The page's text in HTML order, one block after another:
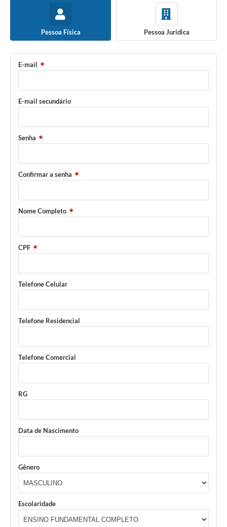
Planejamento e Orçamento Público: PPA - LOA -
Sala Mineira do Empreendedor de Serro/MG
Lei Paulo Gustavo
Turismo
Horário - Linhas Municipais de Coletivos
Lei Aldir Blanc
Convênios
SIC
Jornal
Links
Audiências Públicas
Diário Oficial
Contratos, Convênios e Publicações MROSC
Ouvidoria Municipal
Notícias
Pessoa Física Pessoa Jurídica
E-mail
E-mail secundário
Senha
Confirmar a senha
Nome Completo
CPF
Telefone Celular
Telefone Residencial
Telefone Comercial
RG
Data de Nascimento
Gênero
Escolaridade